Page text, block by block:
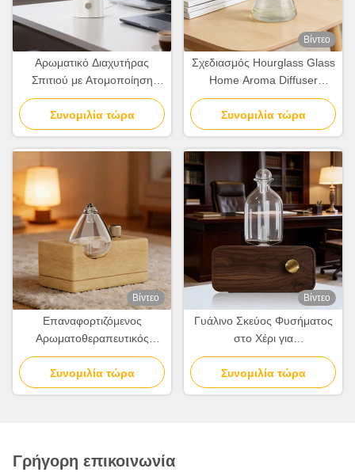
Αρωματικό Διαχυτήρας
Σπιτιού με Ατομοποίηση
Χωρίς Νερό Μοντέρνος
Μινιμαλιστικός Αρωματικός
Διαχυτήρας
Συνομιλία τώρα
Βίντεο
Σχεδιασμός Hourglass Glass
Home Aroma Diffuser
Λευκός Διασκορπιστής
Αρώματος Γραφείου
Συνομιλία τώρα
Βίντεο
Επαναφορτιζόμενος
Αρωματοθεραπευτικός
Διαχυτής Οικιακής Χρήσης
100κ.μ. Κάλυψη Με
Ανεξάρτητο Έλεγχο
Συνομιλία τώρα
Βίντεο
Γυάλινο Σκεύος Φυσήματος
στο Χέρι για
Αρωματοθεραπεία με
Διατήρηση Φυσικής Υφής
Ξύλου
Συνομιλία τώρα
Γρήγορη επικοινωνία